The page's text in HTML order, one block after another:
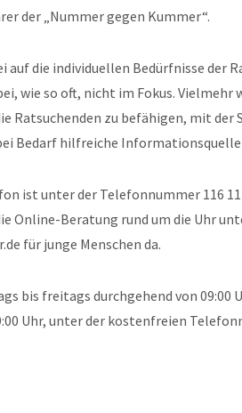
der „Nummer gegen Kummer“.
auf die individuellen Bedürfnisse der
wie so oft, nicht im Fokus. Vielmehr
Ratsuchenden zu befähigen, mit der
Bedarf hilfreiche
ist unter der Telefonnummer 116
Online-Beratung rund um die Uhr
für junge Menschen da.
bis freitags durchgehend von 09:00
Uhr, unter der kostenfreien